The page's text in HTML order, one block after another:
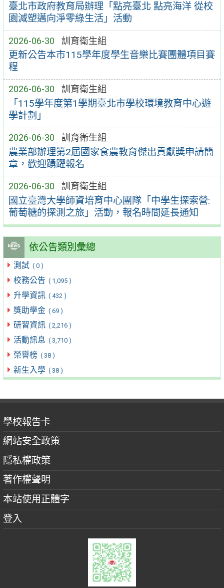
臺北市政府教育局辦理「點亮臺北 點亮海洋 從校
園減塑邁向淨零綠生活」活動
2026-06-30 訓育衛生組
更新公告本市115學年度學生音樂比賽團體項目賽
程
2026-06-30 訓育衛生組
「115學年度第1學期臺北市學校環境教育中心遊
學計劃」
2026-06-30 訓育衛生組
農業部辦理第2屆國家食農教育傑出貢獻獎申請簡
章，歡迎踴躍報名
2026-06-30 訓育衛生組
國立臺灣大學師資培育中心團隊「中學生探索營:
葡萄糖的探測之旅」活動，報名時間延長通知
依公告類別彙總
測試 ( 0 )
校務公告 ( 1,095 )
升學資訊 ( 432 )
獎助學金 ( 69 )
研習資訊 ( 2,216 )
活動訊息 ( 3,710 )
榮譽榜 ( 38 )
新生入學 ( 38 )
學校報告卡
網站安全政策
隱私權政策
著作權聲明
本站使用正體字
登入